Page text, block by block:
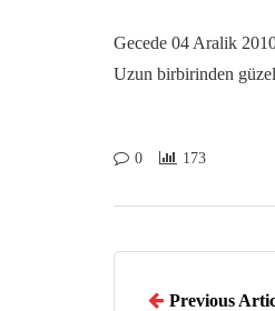
Gecede 04 Aralik
Uzun birbirinden
0 173
Previous